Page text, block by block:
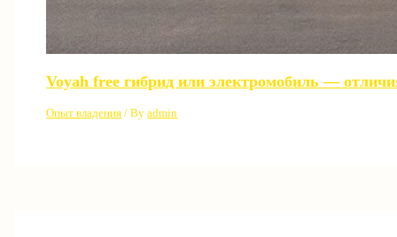
Voyah free гибрид или электромобиль —
Опыт владения / Byadmin